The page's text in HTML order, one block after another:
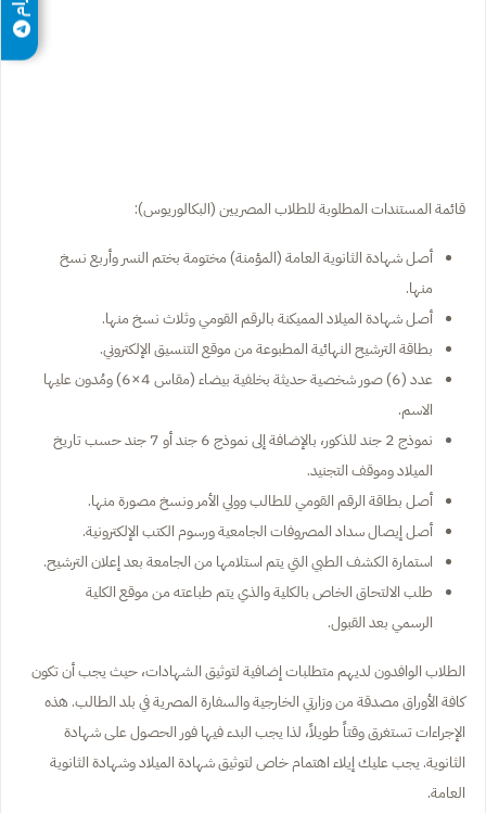
قائمة المستندات المطلوبة للطلاب المصريين (البكالوريوس):
أصل شهادة الثانوية العامة (المؤمنة) مختومة بختم النسر وأربع نسخ
منها.
أصل شهادة الميلاد المميكنة بالرقم القومي وثلاث نسخ منها.
بطاقة الترشيح النهائية المطبوعة من موقع التنسيق الإلكتروني.
عدد (6) صور شخصية حديثة بخلفية بيضاء (مقاس 4×6) ومُدون عليها
الاسم.
نموذج 2 جند للذكور، بالإضافة إلى نموذج 6 جند أو 7 جند حسب تاريخ
الميلاد وموقف التجنيد.
أصل بطاقة الرقم القومي للطالب وولي الأمر ونسخ مصورة منها.
أصل إيصال سداد المصروفات الجامعية ورسوم الكتب الإلكترونية.
استمارة الكشف الطبي التي يتم استلامها من الجامعة بعد إعلان الترشيح.
طلب الالتحاق الخاص بالكلية والذي يتم طباعته من موقع الكلية
الرسمي بعد القبول.
الطلاب الوافدون لديهم متطلبات إضافية لتوثيق الشهادات، حيث يجب أن تكون
كافة الأوراق مصدقة من وزارتي الخارجية والسفارة المصرية في بلد الطالب. هذه
الإجراءات تستغرق وقتاً طويلاً، لذا يجب البدء فيها فور الحصول على شهادة
الثانوية. يجب عليك إيلاء اهتمام خاص لتوثيق شهادة الميلاد وشهادة الثانوية
العامة.